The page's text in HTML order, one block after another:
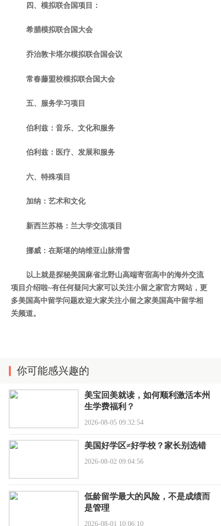
四、模拟联合国项目：
希腊模拟联合国大会
乔治敦卡塔尔模拟联合国会议
常春藤盟校模拟联合国大会
五、服务学习项目
伯利兹：音乐、文化和服务
伯利兹：医疗、发展和服务
六、特殊项目
加纳：艺术和文化
新西兰苏格：兰大学交流项目
挪威：在斯堪的纳维亚山脉滑雪
以上就是探秘美国麻省北野山高端寄宿高中的海外交流
项目介绍啦~有任何疑问大家可以关注小留之家官方网站，更
多美国高中留学问题欢迎大家关注小留之家美国高中留学相
关频道。
你可能感兴趣的
美宝回美就读，如何顺利激活本州
生学费福利？
2026-08-05 09:32:54
美国好学区≠好学校？家长别选错
2026-08-02 09:04:56
低龄留学最大的风险，不是成绩而
是管理
2026-08-01 10:06:10